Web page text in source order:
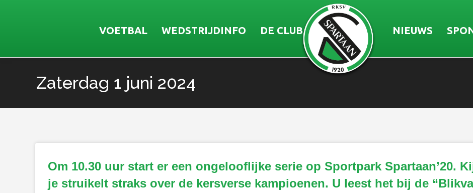
VOETBAL WEDSTRIJDINFO DE CLUB NIEUWS
Zaterdag 1 juni 2024
Je bent hier:
Om 10.30 uur start er een ongelooflijke serie op Sportpark Spartaan’20.
je struikelt straks over de kersverse kampioenen. U leest het bij de